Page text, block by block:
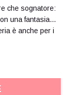
che sognatore:
una fantasia...
è anche per i